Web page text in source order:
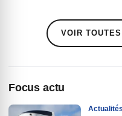
VOIR
Focus actu
Actualités